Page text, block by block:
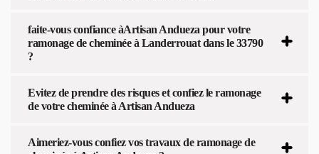
faite-vous confiance àArtisan Andueza pour votre
ramonage de cheminée à Landerrouat dans le 33790
?
Evitez de prendre des risques et confiez le ramonage
de votre cheminée à Artisan Andueza
Aimeriez-vous confiez vos travaux de ramonage de